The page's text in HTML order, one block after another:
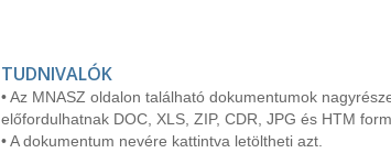
TUDNIVALÓK
• Az MNASZ oldalon található dokumentumok
előfordulhatnak DOC, XLS, ZIP, CDR, JPG és HTM
• A dokumentum nevére kattintva letöltheti azt.